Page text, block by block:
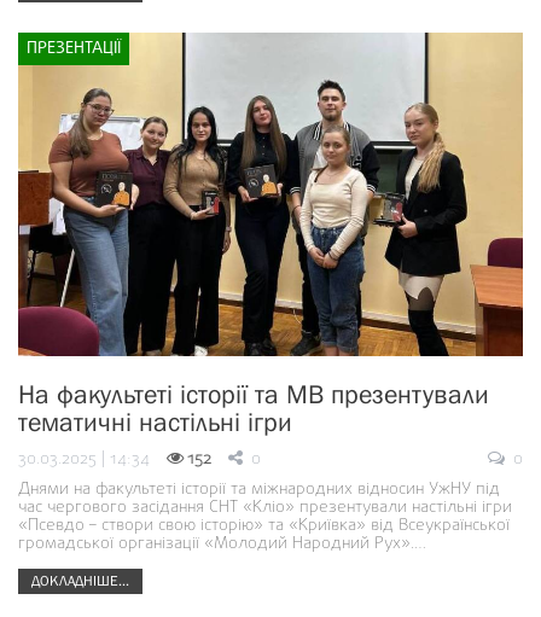
ПРЕЗЕНТАЦІЇ
На факультеті історії та МВ презентували
тематичні настільні ігри
30.03.2025 | 14:34 152 0
0
Днями на факультеті історії та міжнародних відносин УжНУ під
час чергового засідання СНТ «Кліо» презентували настільні ігри
«Псевдо – створи свою історію» та «Криївка» від Всеукраїнської
громадської організації «Молодий Народний Рух».…
ДОКЛАДНІШЕ...